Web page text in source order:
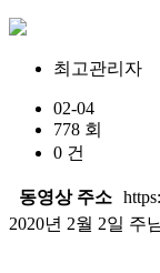
최고관리자
02-04
778 회
0 건
동영상 주소
2020년 2월 2일 주